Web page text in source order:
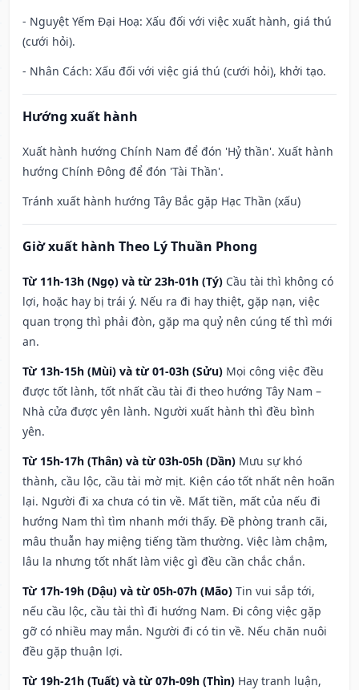
- Nguyệt Yếm Đại Hoạ: Xấu đối với việc xuất hành, giá thú
(cưới hỏi).
- Nhân Cách: Xấu đối với việc giá thú (cưới hỏi), khởi tạo.
Hướng xuất hành
Xuất hành hướng Chính Nam để đón 'Hỷ thần'. Xuất hành
hướng Chính Đông để đón 'Tài Thần'.
Tránh xuất hành hướng Tây Bắc gặp Hạc Thần (xấu)
Giờ xuất hành Theo Lý Thuần Phong
Từ 11h-13h (Ngọ) và từ 23h-01h (Tý) Cầu tài thì không có
lợi, hoặc hay bị trái ý. Nếu ra đi hay thiệt, gặp nạn, việc
quan trọng thì phải đòn, gặp ma quỷ nên cúng tế thì mới
an.
Từ 13h-15h (Mùi) và từ 01-03h (Sửu) Mọi công việc đều
được tốt lành, tốt nhất cầu tài đi theo hướng Tây Nam –
Nhà cửa được yên lành. Người xuất hành thì đều bình
yên.
Từ 15h-17h (Thân) và từ 03h-05h (Dần) Mưu sự khó
thành, cầu lộc, cầu tài mờ mịt. Kiện cáo tốt nhất nên hoãn
lại. Người đi xa chưa có tin về. Mất tiền, mất của nếu đi
hướng Nam thì tìm nhanh mới thấy. Đề phòng tranh cãi,
mâu thuẫn hay miệng tiếng tầm thường. Việc làm chậm,
lâu la nhưng tốt nhất làm việc gì đều cần chắc chắn.
Từ 17h-19h (Dậu) và từ 05h-07h (Mão) Tin vui sắp tới,
nếu cầu lộc, cầu tài thì đi hướng Nam. Đi công việc gặp
gỡ có nhiều may mắn. Người đi có tin về. Nếu chăn nuôi
đều gặp thuận lợi.
Từ 19h-21h (Tuất) và từ 07h-09h (Thìn) Hay tranh luận,